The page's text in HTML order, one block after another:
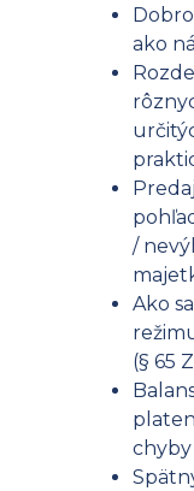
ako
/
Ako
(§ 65
chyby